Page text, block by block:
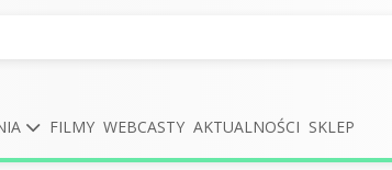
FILMY WEBCASTY AKTUALNOŚCI SKLEP